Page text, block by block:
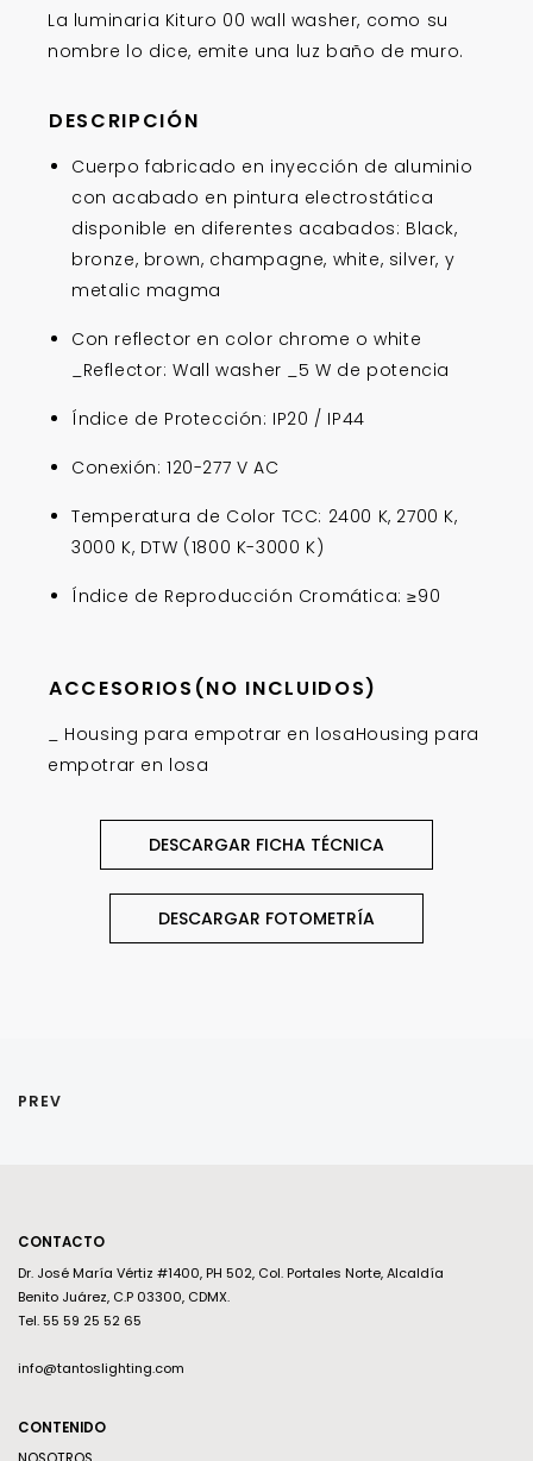
nombre lo dice, emite una luz baño de muro.
Cuerpo fabricado en inyección de aluminio
con acabado en pintura electrostática
disponible en diferentes acabados: Black,
bronze, brown, champagne, white, silver, y
metalic magma
Con reflector en color chrome o white
_Reflector: Wall washer _5 W de potencia
Índice de Protección: IP20 / IP44
Conexión: 120-277 V AC
Temperatura de Color TCC: 2400 K, 2700 K,
3000 K, DTW (1800 K-3000 K)
Índice de Reproducción Cromática: ≥90
_ Housing para empotrar en losaHousing para
empotrar en losa
Dr. José María Vértiz #1400, PH 502, Col. Portales Norte, Alcaldía
Tel. 55 59 25 52 65
info@tantoslighting.com
NOSOTROS